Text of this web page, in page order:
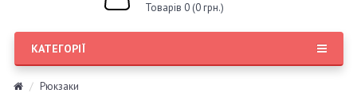
Товарів 0 (0 грн.)
КАТЕГОРІЇ
Рюкзаки